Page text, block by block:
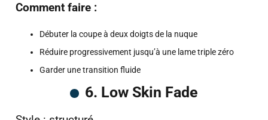
Comment faire :
Débuter la coupe à deux doigts de la nuque
Réduire progressivement jusqu’à une lame triple zéro
Garder une transition fluide
6. Low Skin Fade